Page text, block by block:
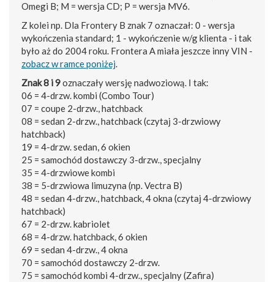
Omegi B; M = wersja CD; P = wersja MV6.
Z kolei np. Dla Frontery B znak 7 oznaczał: 0 - wersja
wykończenia standard; 1 - wykończenie w/g klienta - i tak
było aż do 2004 roku. Frontera A miała jeszcze inny VIN -
zobacz w ramce poniżej.
Znak 8 i 9oznaczały wersję nadwoziową. I tak:
06 = 4-drzw. kombi (Combo Tour)
07 = coupe 2-drzw., hatchback
08 = sedan 2-drzw., hatchback (czytaj 3-drzwiowy
hatchback)
19 = 4-drzw. sedan, 6 okien
25 = samochód dostawczy 3-drzw., specjalny
35 = 4-drzwiowe kombi
38 = 5-drzwiowa limuzyna (np. Vectra B)
48 = sedan 4-drzw., hatchback, 4 okna (czytaj 4-drzwiowy
hatchback)
67 = 2-drzw. kabriolet
68 = 4-drzw. hatchback, 6 okien
69 = sedan 4-drzw., 4 okna
70 = samochód dostawczy 2-drzw.
75 = samochód kombi 4-drzw., specjalny (Zafira)